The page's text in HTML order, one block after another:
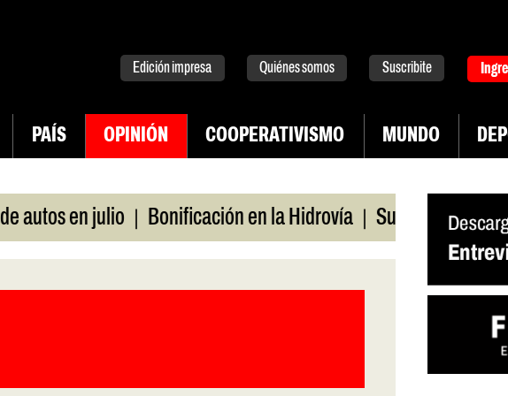
Edición impresa Quiénes somos Suscribite
PAÍS OPINIÓN COOPERATIVISMO MUNDO
julio | Bonificación en la Hidrovía | Suspenden